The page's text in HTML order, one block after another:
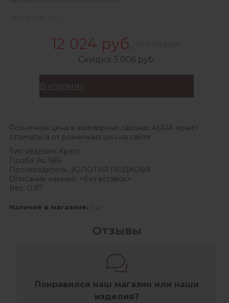
12 024 руб.
Скидка 3 006 руб.
В корзину
Розничная цена в ювелирных салонах AURA может
отличаться от розничных цен на сайте
Тип изделия: Крест
Проба: Au 585
Производитель: ЗОЛОТАЯ ПОДКОВА
Описание камней: <без вставок>
Вес: 0.97
Наличие в магазине: 1 шт
Отзывы
Понравился наш магазин или наши
изделия?